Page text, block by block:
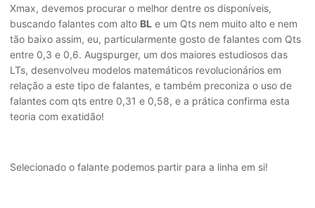
Xmax, devemos procurar o melhor dentre os disponíveis,
buscando falantes com alto BL e um Qts nem muito alto e nem
tão baixo assim, eu, particularmente gosto de falantes com Qts
entre 0,3 e 0,6. Augspurger, um dos maiores estudiosos das
LTs, desenvolveu modelos matemáticos revolucionários em
relação a este tipo de falantes, e também preconiza o uso de
falantes com qts entre 0,31 e 0,58, e a prática confirma esta
teoria com exatidão!
Selecionado o falante podemos partir para a linha em si!